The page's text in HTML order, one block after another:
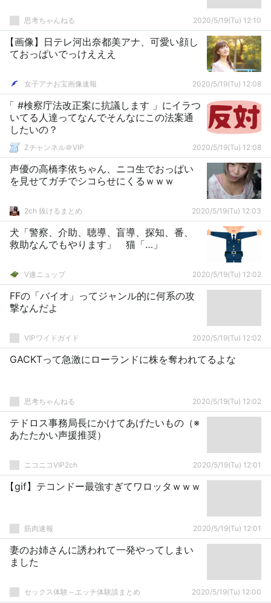
思考ちゃんねる 2020/5/19(Tu) 12:10
【画像】日テレ河出奈都美アナ、可愛い顔し
ておっぱいでっけえええ
女子アナお宝画像速報 2020/5/19(Tu) 12:08
「 #検察庁法改正案に抗議します 」にイラつ
いてる人達ってなんでそんなにこの法案通
したいの？
Zチャンネル＠VIP 2020/5/19(Tu) 12:08
声優の高橋李依ちゃん、ニコ生でおっぱい
を見せてガチでシコらせにくるｗｗｗ
2ch 抜けるまとめ 2020/5/19(Tu) 12:03
犬「警察、介助、聴導、盲導、探知、番、
救助なんでもやります」 猫「…」
V速ニュップ 2020/5/19(Tu) 12:02
FFの「バイオ」ってジャンル的に何系の攻
撃なんだよ
VIPワイドガイド 2020/5/19(Tu) 12:02
GACKTって急激にローランドに株を奪われてるよな
思考ちゃんねる 2020/5/19(Tu) 12:02
テドロス事務局長にかけてあげたいもの（※
あたたかい声援推奨）
ニコニコVIP2ch 2020/5/19(Tu) 12:01
【gif】テコンドー最強すぎてワロッタｗｗｗ
筋肉速報 2020/5/19(Tu) 12:01
妻のお姉さんに誘われて一発やってしまい
ました
セックス体験～エッチ体験談まとめ 2020/5/19(Tu) 12:00